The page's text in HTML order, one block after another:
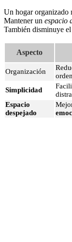
Un hogar organizado
Mantener un espacio
También disminuye
Aspecto
Organización
Simplicidad
Espacio
despejado